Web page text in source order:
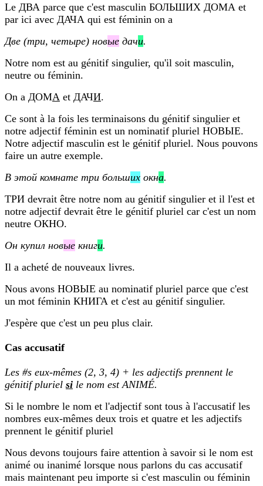
Le ДВА parce que c'est masculin БОЛЬШИХ ДОМА et
par ici avec ДАЧА qui est féminin on a
Две (три, четыре) новые дачи.
Notre nom est au génitif singulier, qu'il soit masculin,
neutre ou féminin.
On a ДОМА et ДАЧИ.
Ce sont à la fois les terminaisons du génitif singulier et
notre adjectif féminin est un nominatif pluriel НОВЫЕ.
Notre adjectif masculin est le génitif pluriel. Nous pouvons
faire un autre exemple.
В этой комнате три больших окна.
ТРИ devrait être notre nom au génitif singulier et il l'est et
notre adjectif devrait être le génitif pluriel car c'est un nom
neutre ОКНО.
Он купил новые книги.
Il a acheté de nouveaux livres.
Nous avons НОВЫЕ au nominatif pluriel parce que c'est
un mot féminin КНИГА et c'est au génitif singulier.
J'espère que c'est un peu plus clair.
Cas accusatif
Les #s eux-mêmes (2, 3, 4) + les adjectifs prennent le
génitif pluriel si le nom est ANIMÉ.
Si le nombre le nom et l'adjectif sont tous à l'accusatif les
nombres eux-mêmes deux trois et quatre et les adjectifs
prennent le génitif pluriel
Nous devons toujours faire attention à savoir si le nom est
animé ou inanimé lorsque nous parlons du cas accusatif
mais maintenant peu importe si c'est masculin ou féminin